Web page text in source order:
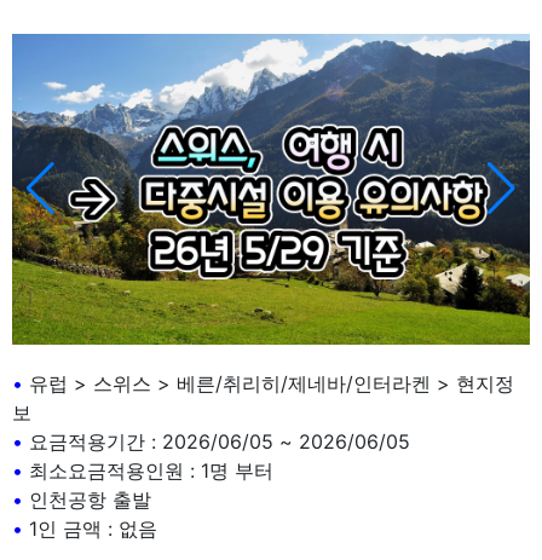
• 유럽 > 스위스 > 베른/취리히/제네바/인터라켄 > 현지정
보
• 요금적용기간 : 2026/06/05 ~ 2026/06/05
• 최소요금적용인원 : 1명 부터
• 인천공항 출발
• 1인 금액 : 없음